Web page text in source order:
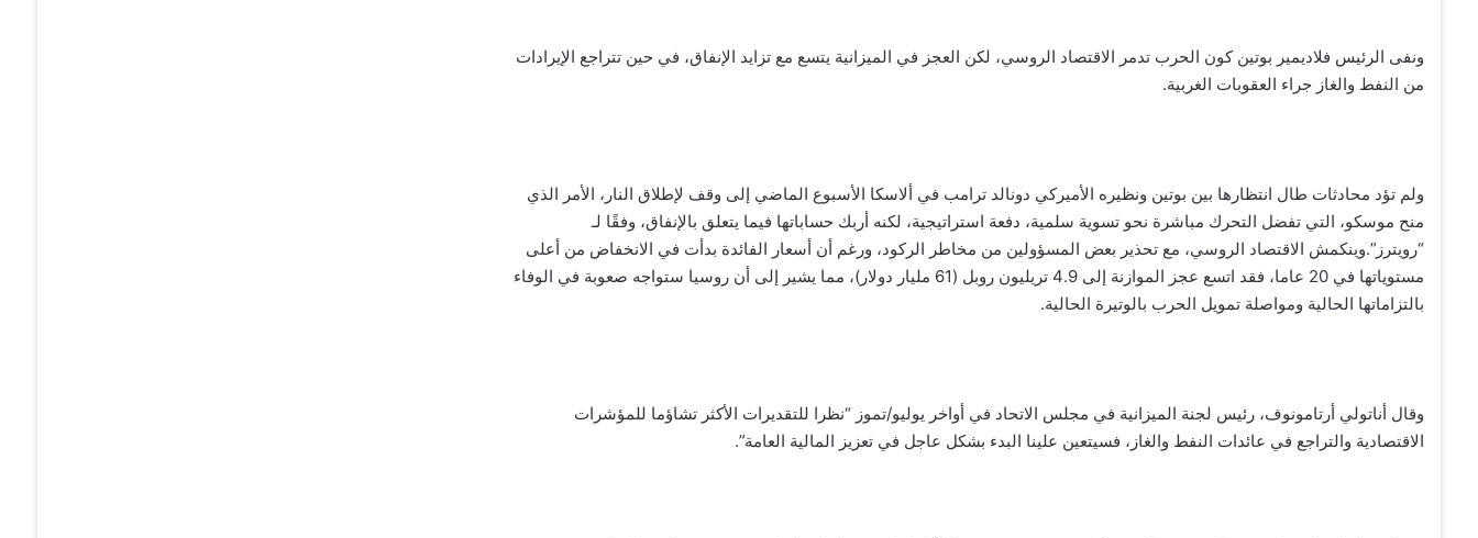
ونفى الرئيس فلاديمير بوتين كون الحرب تدمر الاقتصاد الروسي، لكن العجز في الميزانية يتسع مع تزايد الإنفاق، في حين تتراجع الإيرادات
من النفط والغاز جراء العقوبات الغربية.
ولم تؤد محادثات طال انتظارها بين بوتين ونظيره الأميركي دونالد ترامب في ألاسكا الأسبوع الماضي إلى وقف لإطلاق النار، الأمر الذي
منح موسكو، التي تفضل التحرك مباشرة نحو تسوية سلمية، دفعة استراتيجية، لكنه أربك حساباتها فيما يتعلق بالإنفاق، وفقًا لـ
“رويترز”.وينكمش الاقتصاد الروسي، مع تحذير بعض المسؤولين من مخاطر الركود، ورغم أن أسعار الفائدة بدأت في الانخفاض من أعلى
مستوياتها في 20 عاما، فقد اتسع عجز الموازنة إلى 4.9 تريليون روبل (61 مليار دولار)، مما يشير إلى أن روسيا ستواجه صعوبة في الوفاء
بالتزاماتها الحالية ومواصلة تمويل الحرب بالوتيرة الحالية.
وقال أناتولي أرتامونوف، رئيس لجنة الميزانية في مجلس الاتحاد في أواخر يوليو/تموز “نظرا للتقديرات الأكثر تشاؤما للمؤشرات
الاقتصادية والتراجع في عائدات النفط والغاز، فسيتعين علينا البدء بشكل عاجل في تعزيز المالية العامة”.